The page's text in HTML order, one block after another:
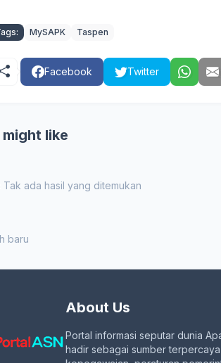
MySAPK Taspen
Facebook Twitter
might like
Tak ada hasil yang ditemukan
baru
About Us
Portal informasi seputar dunia
hadir sebagai sumber